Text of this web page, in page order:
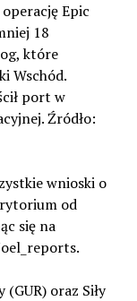
Epic
18
które
Wschód.
port w
Źródło:
wnioski o
od
się na
oraz Siły